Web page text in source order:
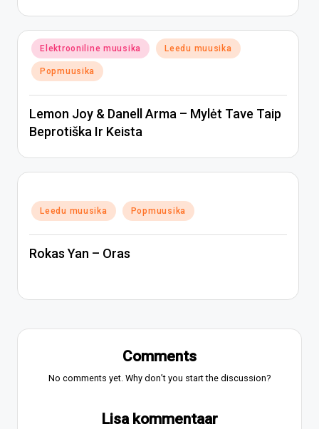
Posted
in
Elektrooniline muusika Leedu muusika
Popmuusika
Lemon Joy & Danell Arma – Mylėt Tave Taip
Beprotiška Ir Keista
Posted
in
Leedu muusika Popmuusika
Rokas Yan – Oras
Comments
No comments yet. Why don’t you start the discussion?
Lisa kommentaar